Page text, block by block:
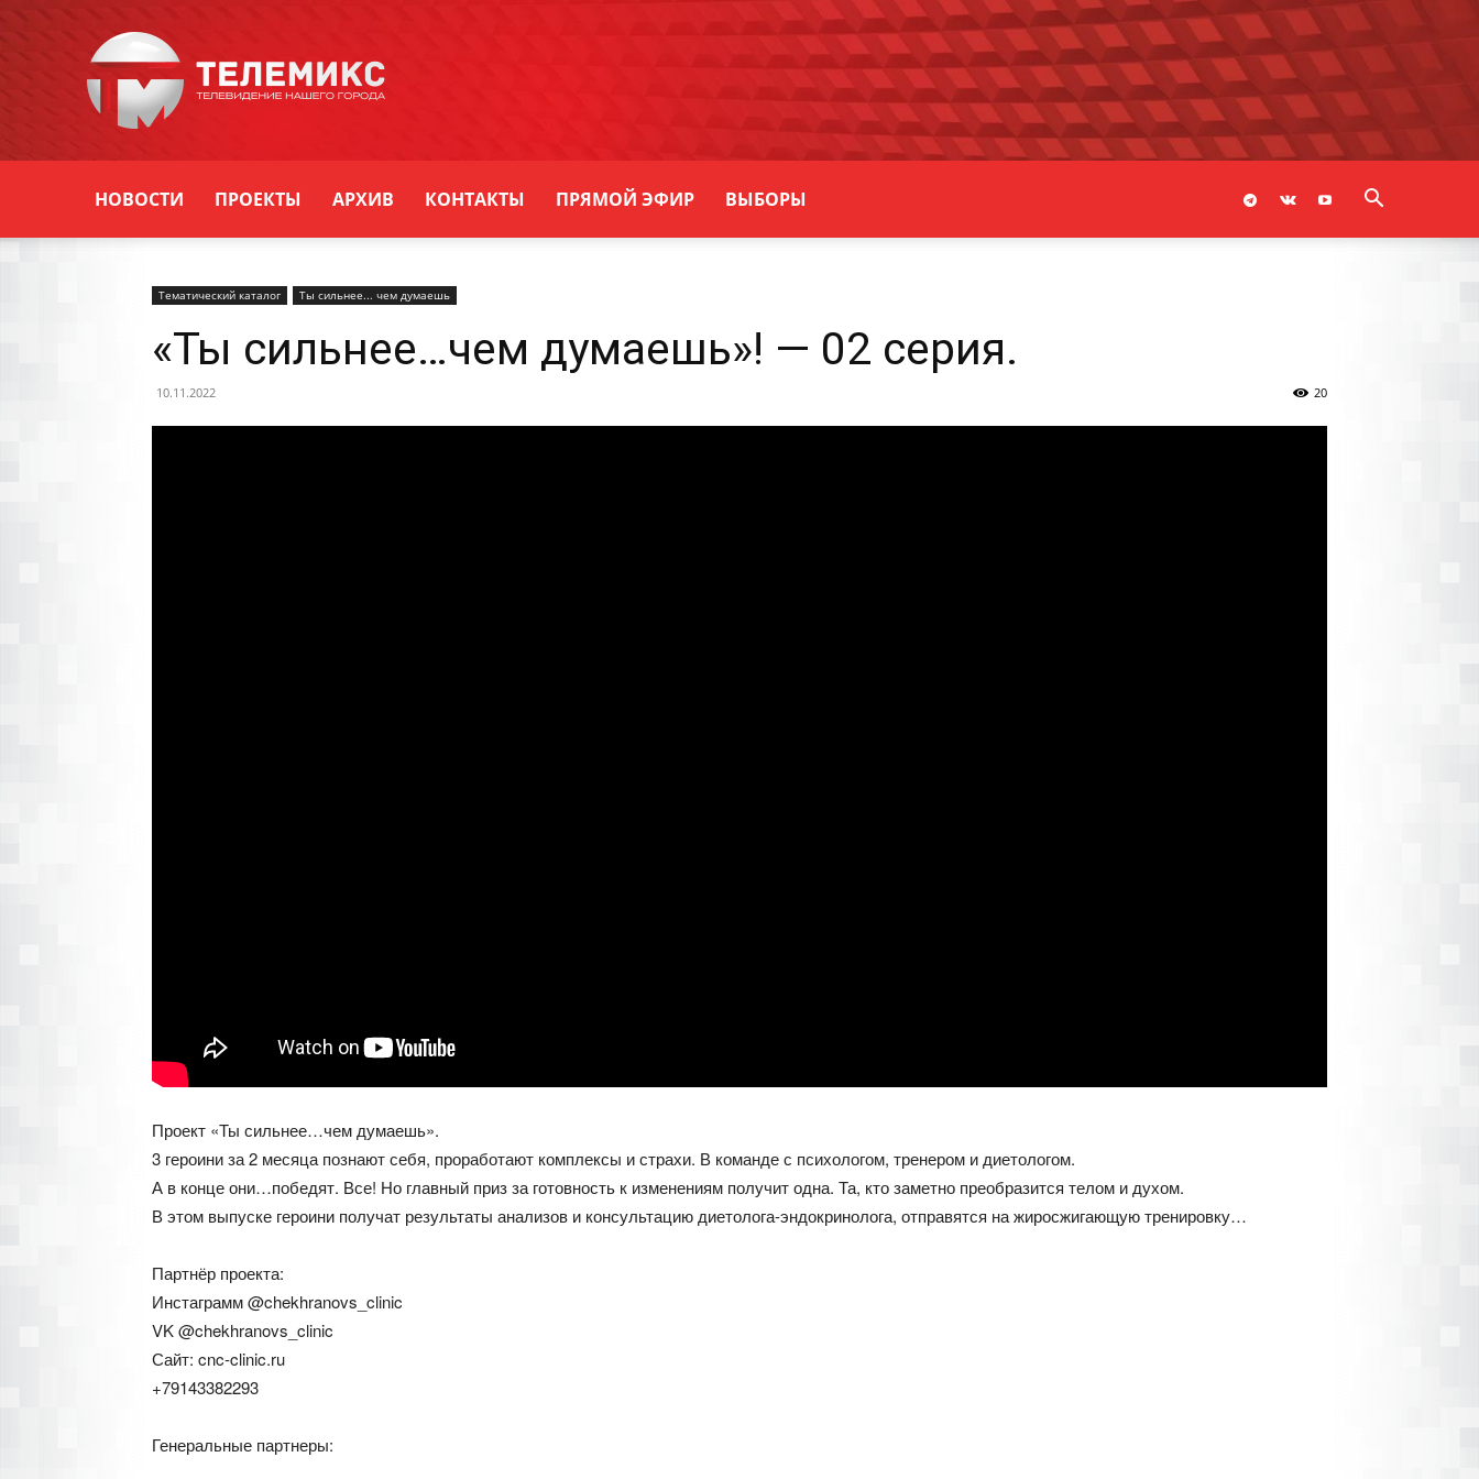
Уссурийска
НОВОСТИ ПРОЕКТЫ АРХИВ КОНТАКТЫ ПРЯМОЙ ЭФИР ВЫБОРЫ
Тематический каталог Ты сильнее... чем думаешь
«Ты сильнее…чем думаешь»! — 02 серия.
10.11.2022 20
Проект «Ты сильнее…чем думаешь».
3 героини за 2 месяца познают себя, проработают комплексы и страхи. В команде с психологом, тренером и диетологом.
А в конце они…победят. Все! Но главный приз за готовность к изменениям получит одна. Та, кто заметно преобразится телом и духом.
В этом выпуске героини получат результаты анализов и консультацию диетолога-эндокринолога, отправятся на жиросжигающую тренировку…
Партнёр проекта:
Инстаграмм @chekhranovs_clinic
VK @chekhranovs_clinic
Сайт: cnc-clinic.ru
+79143382293
Генеральные партнеры: